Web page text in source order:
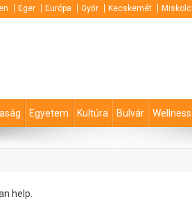
Eger Európa Győr Kecskemét Miskolc
Egyetem Kultúra Bulvár Wellness
help.